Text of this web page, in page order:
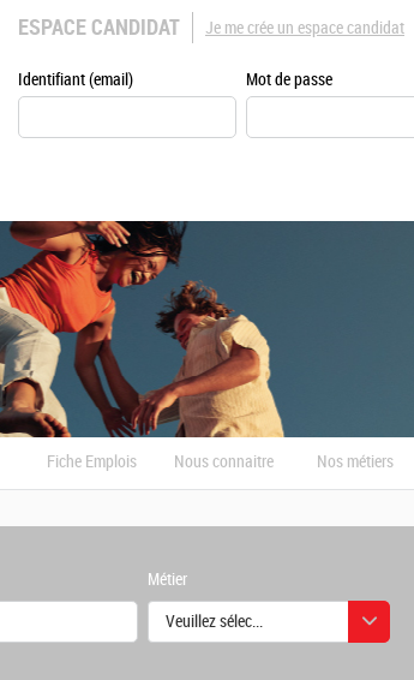
ESPACE CANDIDAT
Identifiant (email) Mot de passe
Je me crée un espace candidat
Fiche Emplois Nous connaitre Nos métiers
Métier
Veuillez sélectionner une ou des valeurs